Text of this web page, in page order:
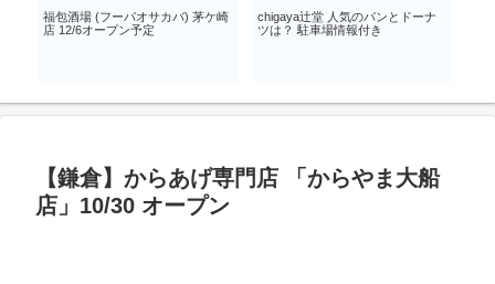
福包酒場 (フーパオサカバ) 茅ケ崎
店 12/6オープン予定
chigaya辻堂 人気のパンとドーナ
ツは？ 駐車場情報付き
【鎌倉】からあげ専門店 「からやま大船
店」10/30 オープン